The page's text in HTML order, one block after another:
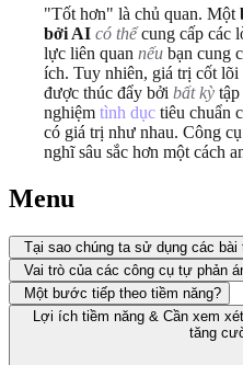
"Tốt hơn" là chủ quan. Một
bởi AI có thểcung cấp các
lực liên quan nếu bạn cung
ích. Tuy nhiên, giá trị cốt
được thúc đẩy bởi bất kỳ
nghiệm tình dục tiêu chuẩn
có giá trị như nhau. Công
nghĩ sâu sắc hơn một cách
Menu
Tại sao chúng ta sử dụng các
Vai trò của các công cụ tự phản
Một bước tiếp theo tiềm năng?
Lợi ích tiềm năng & Cần xem
tăng